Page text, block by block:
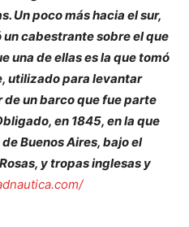
Un poco más hacia el sur,
un cabestrante sobre el que
una de ellas es la que tomó
utilizado para levantar
un barco que fue parte
en 1845, en la que
Buenos Aires, bajo el
y tropas inglesas y